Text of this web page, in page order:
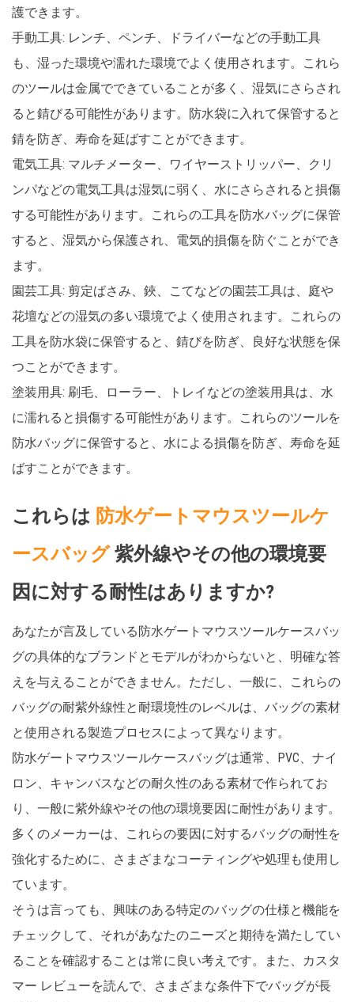
護できます。
手動工具: レンチ、ペンチ、ドライバーなどの手動工具
も、湿った環境や濡れた環境でよく使用されます。これら
のツールは金属でできていることが多く、湿気にさらされ
ると錆びる可能性があります。防水袋に入れて保管すると
錆を防ぎ、寿命を延ばすことができます。
電気工具: マルチメーター、ワイヤーストリッパー、クリ
ンパなどの電気工具は湿気に弱く、水にさらされると損傷
する可能性があります。これらの工具を防水バッグに保管
すると、湿気から保護され、電気的損傷を防ぐことができ
ます。
園芸工具: 剪定ばさみ、鋏、こてなどの園芸工具は、庭や
花壇などの湿気の多い環境でよく使用されます。これらの
工具を防水袋に保管すると、錆びを防ぎ、良好な状態を保
つことができます。
塗装用具: 刷毛、ローラー、トレイなどの塗装用具は、水
に濡れると損傷する可能性があります。これらのツールを
防水バッグに保管すると、水による損傷を防ぎ、寿命を延
ばすことができます。
これらは 防水ゲートマウスツールケ
ースバッグ紫外線やその他の環境要
因に対する耐性はありますか?
あなたが言及している防水ゲートマウスツールケースバッ
グの具体的なブランドとモデルがわからないと、明確な答
えを与えることができません。ただし、一般に、これらの
バッグの耐紫外線性と耐環境性のレベルは、バッグの素材
と使用される製造プロセスによって異なります。
防水ゲートマウスツールケースバッグは通常、PVC、ナイ
ロン、キャンバスなどの耐久性のある素材で作られてお
り、一般に紫外線やその他の環境要因に耐性があります。
多くのメーカーは、これらの要因に対するバッグの耐性を
強化するために、さまざまなコーティングや処理も使用し
ています。
そうは言っても、興味のある特定のバッグの仕様と機能を
チェックして、それがあなたのニーズと期待を満たしてい
ることを確認することは常に良い考えです。また、カスタ
マー レビューを読んで、さまざまな条件下でバッグが長